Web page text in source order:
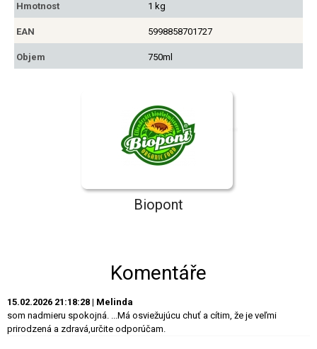
Hmotnost 1 kg
EAN 5998858701727
Objem 750ml
Biopont
Komentáře
15.02.2026 21:18:28 | Melinda
som nadmieru spokojná. ...Má osviežujúcu chuť a cítim, že je veľmi
prirodzená a zdravá,určite odporúčam.